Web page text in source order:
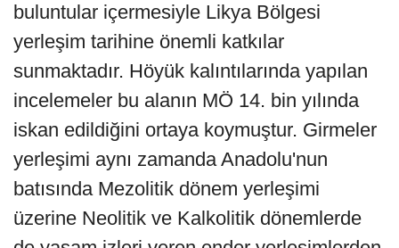
buluntular içermesiyle Likya Bölgesi
yerleşim tarihine önemli katkılar
sunmaktadır. Höyük kalıntılarında yapılan
incelemeler bu alanın MÖ 14. bin yılında
iskan edildiğini ortaya koymuştur. Girmeler
yerleşimi aynı zamanda Anadolu'nun
batısında Mezolitik dönem yerleşimi
üzerine Neolitik ve Kalkolitik dönemlerde